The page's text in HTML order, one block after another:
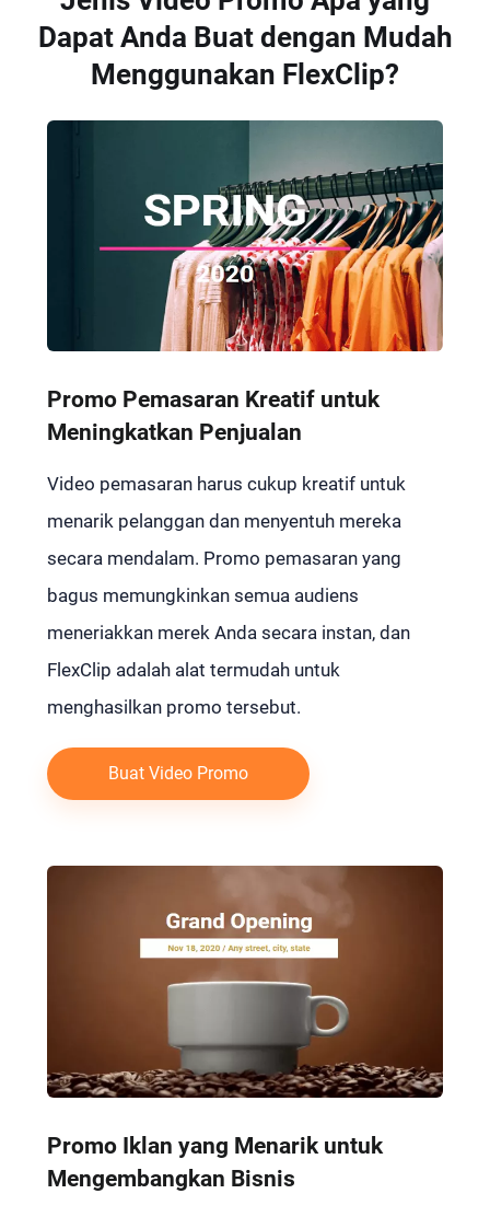
Dapat Anda Buat dengan Mudah
Menggunakan FlexClip?
Promo Pemasaran Kreatif untuk
Meningkatkan Penjualan
Video pemasaran harus cukup kreatif untuk
menarik pelanggan dan menyentuh mereka
secara mendalam. Promo pemasaran yang
bagus memungkinkan semua audiens
meneriakkan merek Anda secara instan, dan
FlexClip adalah alat termudah untuk
menghasilkan promo tersebut.
Buat Video Promo
Promo Iklan yang Menarik untuk
Mengembangkan Bisnis